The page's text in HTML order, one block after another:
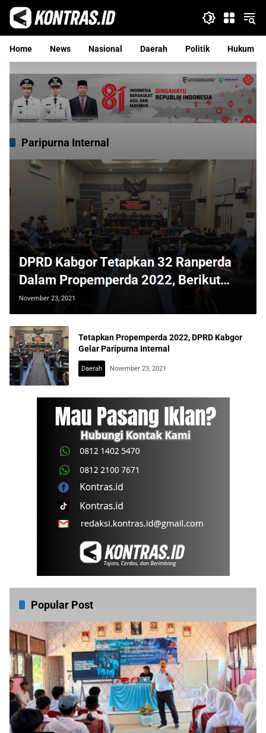
Langsung
konten
Home
News Nasional Daerah Politik Hukum
Paripurna Internal
DPRD Kabgor Tetapkan 32 Ranperda
Dalam Propemperda 2022, Berikut
Daftarnya
November 23, 2021
Tetapkan Propemperda 2022, DPRD Kabgor
Gelar Paripurna Internal
Daerah November 23, 2021
Popular Post